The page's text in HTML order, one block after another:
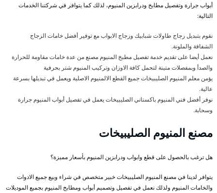
أبواب جرارة وتفصيل مطابخ ودرابزين المنيوم، لذلك كما يتوافر في شركتنا الخدمات
التالية:
نقوم بتبديل زجاج طاولات شبابيك وزجاج الابواب مع توفير أفضل خامات الزجاج
الشفافة والملونة.
نعمل أيضا على تقديم خدمة تفصيل مطبخ المنيوم مصنع من عدة خامات مقاومة للحرارة
والصدأ وبمفصلات متينة لتحمل كافة الاوزان وتركيب المنيوم شتر بحرفية
يؤمن معلم المنيوم الصليبيخات جميع القطع الالمنيوم الاصلية ويعمل في تبديلها بسرعة
عالية.
نوفر أفضل فني المنيوم باكستاني الصليبيخات يعمل في تفصيل أبواب المنيوم جرارة
وسحابة.
مصنع المنيوم الصليبيخات
هل ترغب بالحصول على قطع وابواب ودرابزين المنيوم بأسعار مميزة؟
يتوافر لدينا في مصنع المنيوم الصليبيخات خبير متخصص في شراء وبيع جميع الادوات
والخامات المنيوم ولذلك نعمل في تفصيل وتصميم أبواب ومطابخ المنيوم بجميع الموديلات